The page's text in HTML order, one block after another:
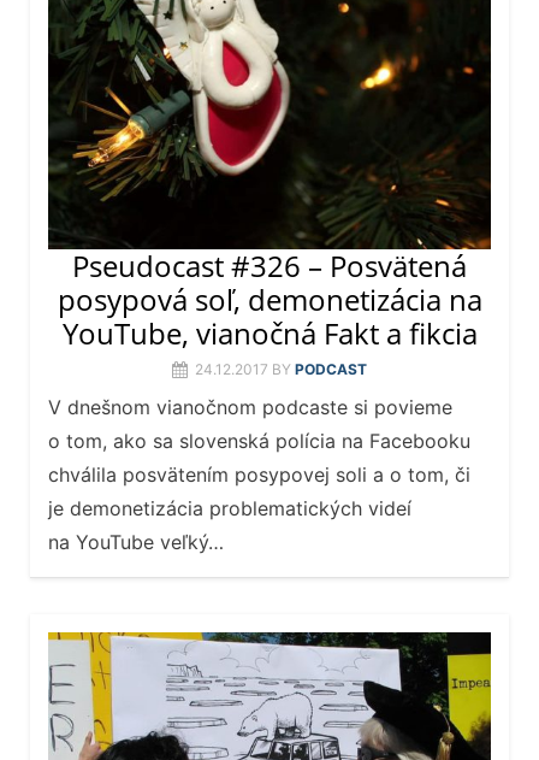
Pseudocast #326 – Posvätená
posypová soľ, demonetizácia na
YouTube, vianočná Fakt a fikcia
24.12.2017 BY PODCAST
V dnešnom vianočnom podcaste si povieme
o tom, ako sa slovenská polícia na Facebooku
chválila posvätením posypovej soli a o tom, či
je demonetizácia problematických videí
na YouTube veľký…